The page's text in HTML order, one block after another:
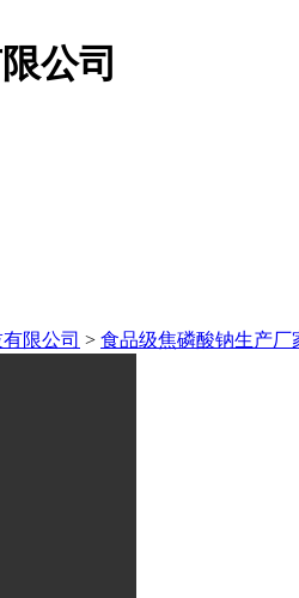
公司
限公司 > 食品级焦磷酸钠生产厂